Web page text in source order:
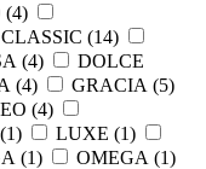
(4)
CLASSIC (14)
(4)
DOLCE
(4) GRACIA (5)
(4)
1) LUXE (1)
(1) OMEGA (1)